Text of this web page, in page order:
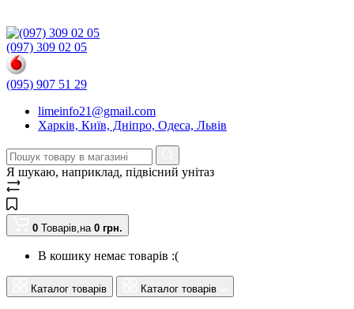
(097) 309 02 05
(095) 907 51 29
limeinfo21@gmail.com
Харків, Київ, Дніпро, Одеса, Львів
Я шукаю, наприклад, підвісний унітаз
0 Товарів,на 0 грн.
В кошику немає товарів :(
Каталог товарів Каталог товарів